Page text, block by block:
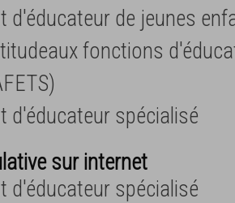
d'éducateur de jeunes
fonctions
d'éducateur spécialisé
sur internet
d'éducateur spécialisé